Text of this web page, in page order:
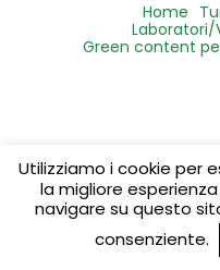
Home
Laboratori/
Green content
Utilizziamo i cookie per
la migliore
navigare su questo
consenziente.